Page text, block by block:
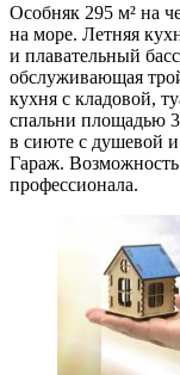
Особняк 295 м² на
на море. Летняя
и плавательный
обслуживающая
кухня с кладовой,
спальни площадью
в сиюте с душевой и
Гараж. Возможность
профессионала.